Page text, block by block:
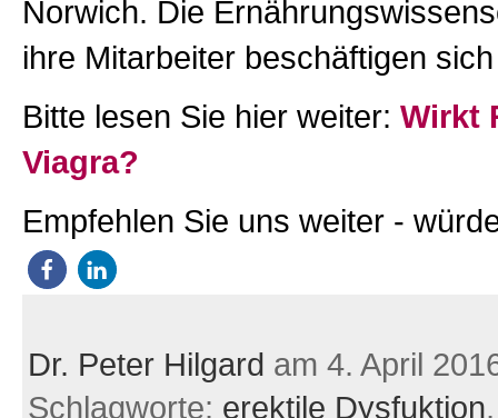
Norwich. Die
ihre Mitarbeiter beschäftigen sich
Bitte lesen Sie hier weiter: Wirkt
Viagra?
Empfehlen Sie uns weiter -
Dr. Peter Hilgard am 4. April
Schlagworte: erektile Dysfuktion